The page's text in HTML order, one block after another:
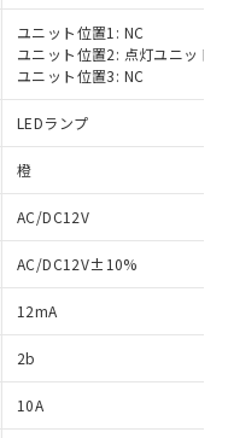
ユニット位置1: NC
ユニット位置2: 点灯ユニット
ユニット位置3: NC
LEDランプ
橙
AC/DC12V
AC/DC12V±10%
12mA
2b
10A
（10物質）の
可能な商品で
物質）の非含
る予定のある